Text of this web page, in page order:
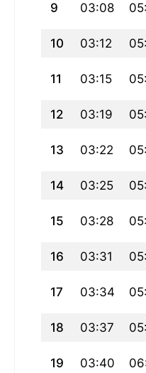
9 03:08
10 03:12
11 03:15
12 03:19
13 03:22
14 03:25
15 03:28
16 03:31
17 03:34
18 03:37
19 03:40